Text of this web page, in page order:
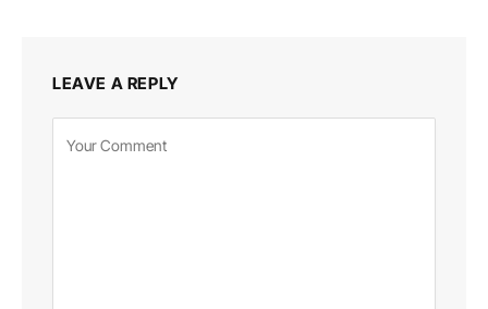
LEAVE A REPLY